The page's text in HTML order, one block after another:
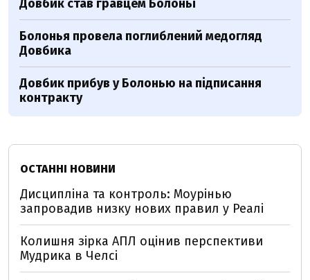
Довбик став гравцем Болоньї
Болонья провела поглиблений медогляд
Довбика
Довбик прибув у Болонью на підписання
контракту
ОСТАННІ НОВИНИ
Дисципліна та контроль: Моурінью
запровадив низку нових правил у Реалі
Колишня зірка АПЛ оцінив перспективи
Мудрика в Челсі